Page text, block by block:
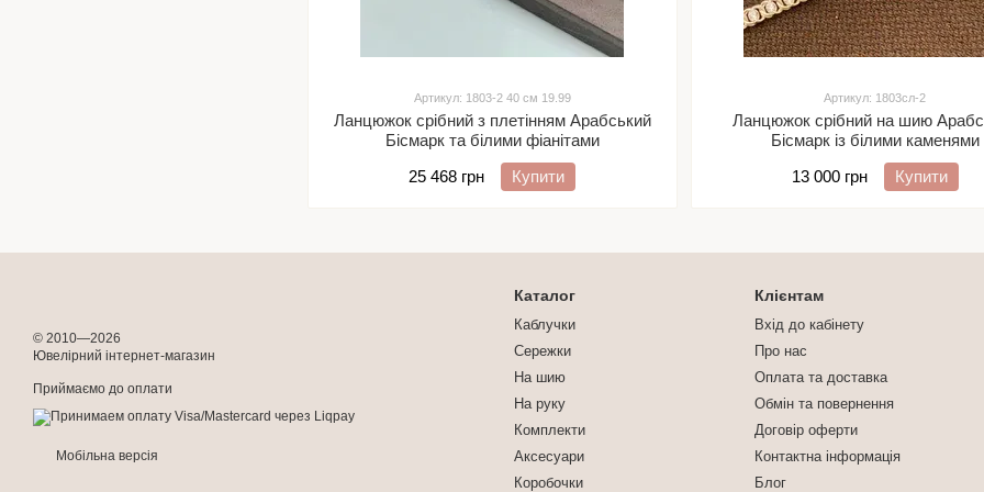
Артикул: 1803-2 40 см 19.99
Ланцюжок срібний з плетінням Арабський
Бісмарк та білими фіанітами
25 468 грн
Купити
Артикул: 1803сл-2
Ланцюжок срібний на шию
Бісмарк із білими каменями
13 000 грн
Купити
© 2010—2026
Ювелірний інтернет-магазин
Приймаємо до оплати
Мобільна версія
Каталог
Каблучки
Сережки
На шию
На руку
Комплекти
Аксесуари
Коробочки
Клієнтам
Вхід до кабінету
Про нас
Оплата та доставка
Обмін та повернення
Договір оферти
Контактна інформація
Блог